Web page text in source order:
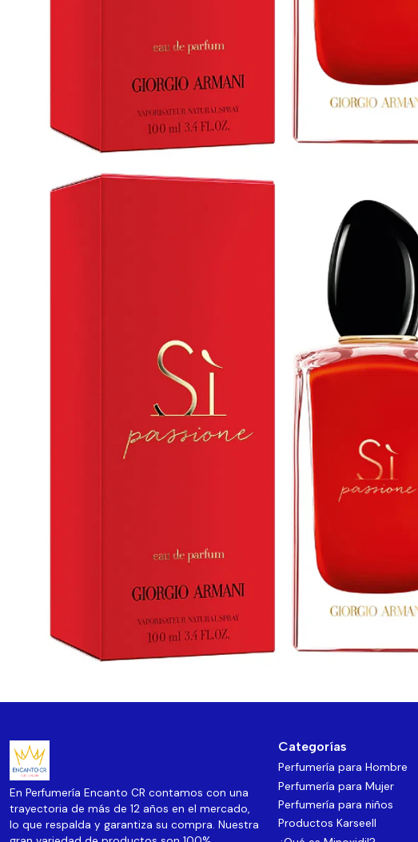
En Perfumería Encanto CR contamos con una
trayectoria de más de 12 años en el mercado,
lo que respalda y garantiza su compra. Nuestra
Categorías
Perfumería para Hombre
Perfumería para Mujer
Perfumería para niños
Productos Karseell